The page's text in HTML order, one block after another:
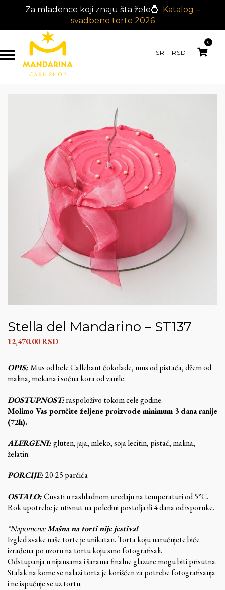
Za mladence koji znaju šta žele💍 Katalog –
svadbene torte 2026
SR RSD
0
Stella del Mandarino – ST137
12,470.00RSD
OPIS:Mus od bele Callebaut čokolade, mus od pistaća, džem od
malina, mekana i sočna kora od vanile.
DOSTUPNOST:raspoloživo tokom cele godine.
Molimo Vas poručite željene proizvode minimum 3 dana ranije
(72h).
ALERGENI:gluten, jaja, mleko, soja lecitin, pistać, malina,
želatin.
PORCIJE:20-25 parčića
OSTALO:Čuvati u rashladnom uređaju na temperaturi od 5°C.
Rok upotrebe je utisnut na poleđini postolja ili 4 dana od isporuke.
*Napomena:Mašna na torti nije jestiva!
Izgled svake naše torte je unikatan. Torta koju naručujete biće
izrađena po uzoru na tortu koju smo fotografisali.
Odstupanja u nijansama i šarama finalne glazure mogu biti prisutna.
Stalak na kome se nalazi torta je korišćen za potrebe fotografisanja
i ne ispučuje se uz tortu.